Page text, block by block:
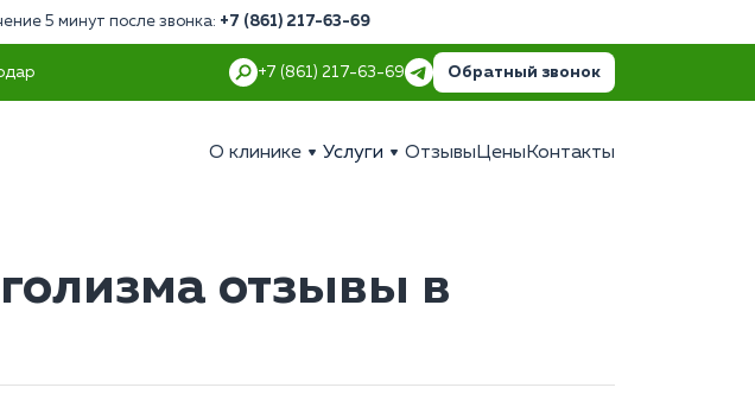
5 минут после звонка: +7 (861) 217-63-69
+7 (861) 217-63-69 Обратный звонок
О клинике Услуги Отзывы Цены Контакты
отзывы в